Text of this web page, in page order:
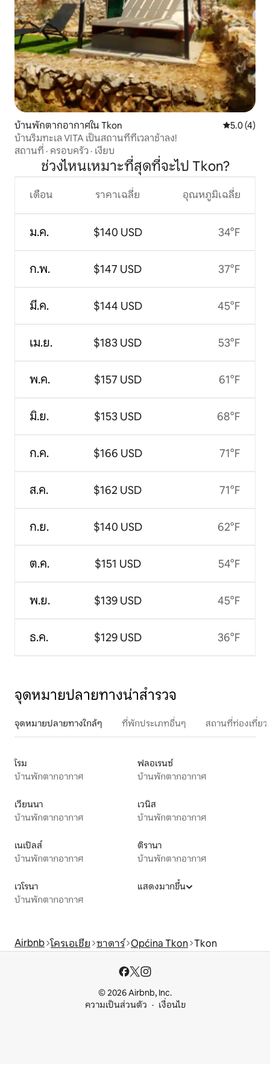
บ้านพักตากอากาศใน Tkon คะแนนเฉลี่
5.0 (4)
บ้านริมทะเล VITA เป็นสถานที่ที่เวลาช้าลง!
สถานที่ · ครอบครัว · เงียบ
ช่วงไหนเหมาะที่สุดที่จะไป Tkon?
เดือน
ม.ค.
ก.พ.
มี.ค.
เม.ย.
พ.ค.
มิ.ย.
ก.ค.
ส.ค.
ก.ย.
ต.ค.
พ.ย.
ธ.ค.
ราคาเฉลี่ย
$140 USD
$147 USD
$144 USD
$183 USD
$157 USD
$153 USD
$166 USD
$162 USD
$140 USD
$151 USD
$139 USD
$129 USD
อุณหภูมิเฉลี่ย
34°F
37°F
45°F
53°F
61°F
68°F
71°F
71°F
62°F
54°F
45°F
36°F
จุดหมายปลายทางน่าสำรวจ
จุดหมายปลายทางใกล้ๆ ที่พักประเภทอื่นๆ สถานที่ท่องเที่ย
โรม
บ้านพักตากอากาศ
ฟลอเรนซ์
บ้านพักตากอากาศ
เวียนนา
บ้านพักตากอากาศ
เวนิส
บ้านพักตากอากาศ
เนเปิลส์
บ้านพักตากอากาศ
ติรานา
บ้านพักตากอากาศ
เวโรนา
บ้านพักตากอากาศ
แสดงมากขึ้น
Airbnb โครเอเชีย ซาดาร์ Općina Tkon Tkon
© 2026 Airbnb, Inc.
ความเป็นส่วนตัว
เงื่อนไข